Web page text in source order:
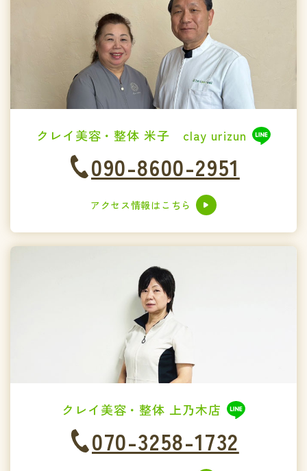
クレイ美容・整体 米子 clay urizun
090-8600-2951
アクセス情報はこちら
クレイ美容・整体 上乃木店
070-3258-1732